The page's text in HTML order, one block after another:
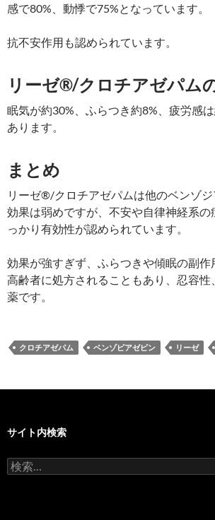
感で80%、動悸で75%となっています。
抗不安作用も認められています。
リーゼ®/クロチアゼパム
眠気が約30%、ふらつき約8%、疲労感
あります。
まとめ
リーゼ®/クロチアゼパムは他のベンゾ
効果は弱めですが、不安や自律神経系の
っかり有効性が認められています。
効果が強すぎず、ふらつきや傾眠の副作
高齢者に処方されることもあり、忍容性
薬です。
クロチアゼパム ベンゾピアゼピン リーゼ
サイト内検索
検
索: